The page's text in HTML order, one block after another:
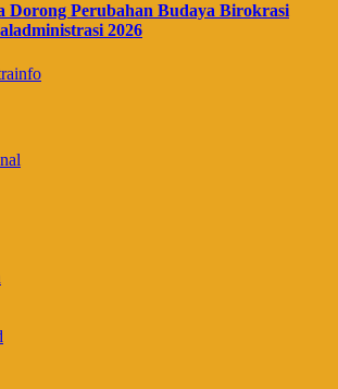
Dorong Perubahan Budaya Birokrasi
2026